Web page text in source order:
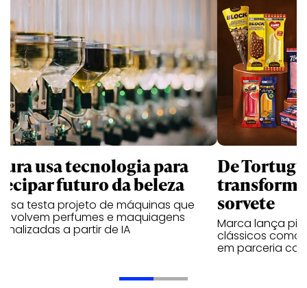
usa tecnologia para
futuro da beleza
testa projeto de máquinas que
perfumes e maquiagens
a partir de IA
De
sorvete
Marca lança
clássicos como
em parceria